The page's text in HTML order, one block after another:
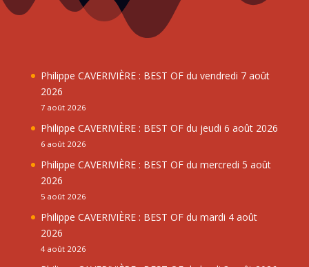
Philippe CAVERIVIÈRE : BEST OF du vendredi 7 août
2026
7 août 2026
Philippe CAVERIVIÈRE : BEST OF du jeudi 6 août 2026
6 août 2026
Philippe CAVERIVIÈRE : BEST OF du mercredi 5 août
2026
5 août 2026
Philippe CAVERIVIÈRE : BEST OF du mardi 4 août
2026
4 août 2026